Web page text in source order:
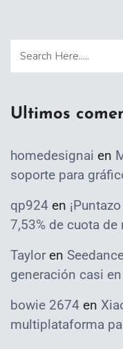
Ultimos
homedesignai en
soporte para
qp924 en
7,53% de cuota de
Taylor en
generación casi
bowie 2674 en
multiplataforma